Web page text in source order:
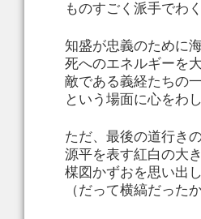
ものすごく派手でわ
知盛が忠義のために
死へのエネルギーを
敵である義経たちの
という場面に心をわ
ただ、最後の道行きの
源平を表す紅白の大
楳図かずおを思い出
（だって横縞だったか